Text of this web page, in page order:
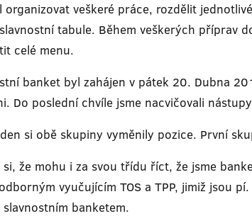
organizovat veškeré práce, rozdělit
tabule. Během veškerých příprav
celé menu.
banket byl zahájen v pátek 20. Dubna
Do poslední chvíle jsme nacvičovali
si obě skupiny vyměnily pozice. První
si, že mohu i za svou třídu říct, že jsme
vyučujícím TOS a TPP, jimiž jsou
slavnostním banketem.